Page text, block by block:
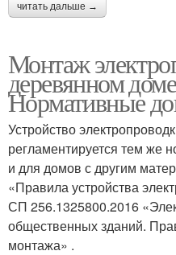
читать дальше →
Монтаж
деревянном
Нормативные
Устройство
регламентируется тем же
и для домов с другим
«Правила устройства
СП 256.1325800.2016
общественных зданий.
монтажа» .